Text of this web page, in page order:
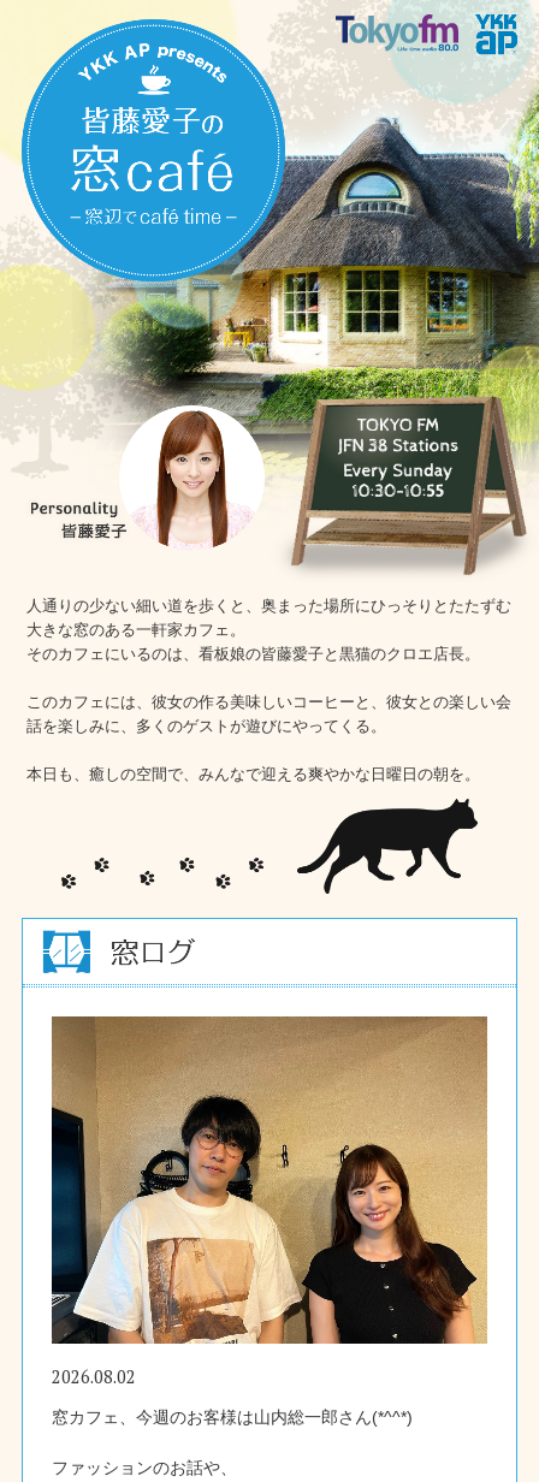
人通りの少ない細い道を歩くと、奥まった場所にひっそりとたたずむ
大きな窓のある一軒家カフェ。
そのカフェにいるのは、看板娘の皆藤愛子と黒猫のクロエ店長。
このカフェには、彼女の作る美味しいコーヒーと、彼女との楽しい会
話を楽しみに、多くのゲストが遊びにやってくる。
本日も、癒しの空間で、みんなで迎える爽やかな日曜日の朝を。
2026.08.02
窓カフェ、今週のお客様は山内総一郎さん(*^^*)
ファッションのお話や、